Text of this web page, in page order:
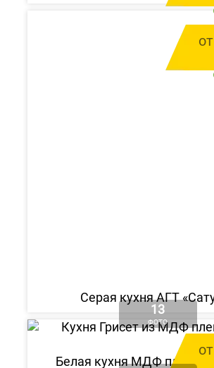
от
Серая кухня АГТ
13
ФОТО
от
Белая кухня МДФ пленка